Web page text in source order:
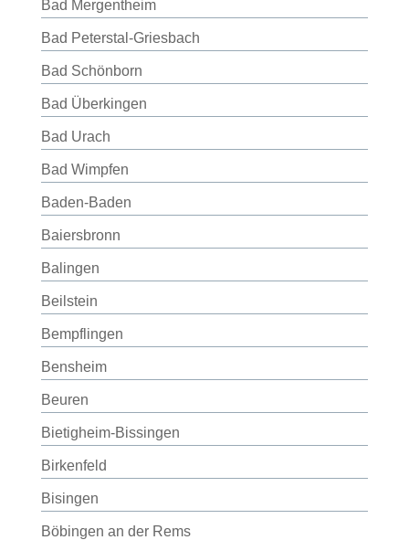
Bad Mergentheim
Bad Peterstal-Griesbach
Bad Schönborn
Bad Überkingen
Bad Urach
Bad Wimpfen
Baden-Baden
Baiersbronn
Balingen
Beilstein
Bempflingen
Bensheim
Beuren
Bietigheim-Bissingen
Birkenfeld
Bisingen
Böbingen an der Rems